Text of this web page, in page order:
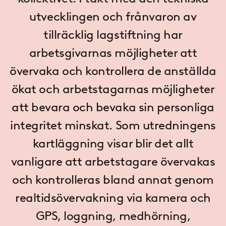
utvecklingen och frånvaron av
tillräcklig lagstiftning har
arbetsgivarnas möjligheter att
övervaka och kontrollera de anställda
ökat och arbetstagarnas möjligheter
att bevara och bevaka sin personliga
integritet minskat. Som utredningens
kartläggning visar blir det allt
vanligare att arbetstagare övervakas
och kontrolleras bland annat genom
realtidsövervakning via kamera och
GPS, loggning, medhörning,